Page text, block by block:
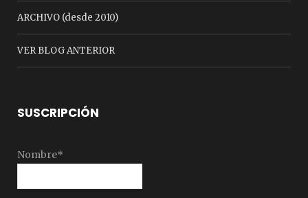
ARCHIVO (desde 2010)
VER BLOG ANTERIOR
SUSCRIPCIÓN
Nombre*